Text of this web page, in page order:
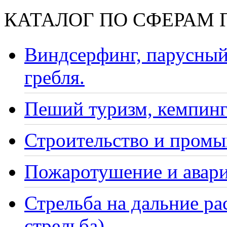
КАТАЛОГ ПО СФЕРАМ
Виндсерфинг,
гребля.
Пеший туризм,
Строительство и
Пожаротушение и
Стрельба на дальние